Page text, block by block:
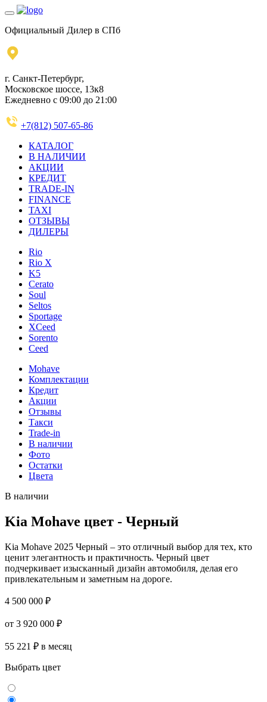
Официальный Дилер в СПб
г. Санкт-Петербург,
Московское шоссе, 13к8
Ежедневно с 09:00 до 21:00
+7(812) 507-65-86
КАТАЛОГ
В НАЛИЧИИ
АКЦИИ
КРЕДИТ
TRADE-IN
FINANCE
TAXI
ОТЗЫВЫ
ДИЛЕРЫ
Rio
Rio X
K5
Cerato
Soul
Seltos
Sportage
XCeed
Sorento
Ceed
Mohave
Комплектации
Кредит
Акции
Отзывы
Такси
Trade-in
В наличии
Фото
Остатки
Цвета
В наличии
Kia Mohave цвет - Черный
Kia Mohave 2025 Черный – это отличный выбор для тех, кто
ценит элегантность и практичность. Черный цвет
подчеркивает изысканный дизайн автомобиля, делая его
привлекательным и заметным на дороге.
4 500 000 ₽
от 3 920 000 ₽
55 221 ₽ в месяц
Выбрать цвет